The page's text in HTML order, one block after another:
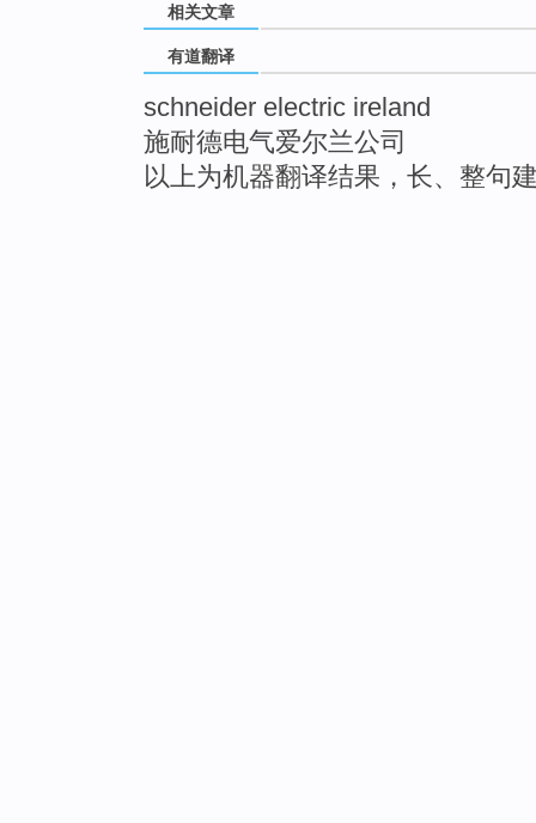
相关文章
有道翻译
schneider electric ireland
施耐德电气爱尔兰公司
以上为机器翻译结果，长、整句